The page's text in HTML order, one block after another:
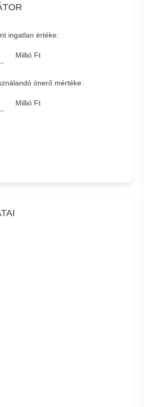
ingatlan értéke:
Millió Ft
önerő mértéke:
Millió Ft